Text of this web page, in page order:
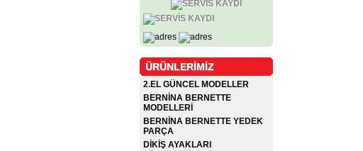
ÜRÜNLERİMİZ
2.EL GÜNCEL MODELLER
BERNİNA BERNETTE
MODELLERİ
BERNİNA BERNETTE YEDEK
PARÇA
DİKİŞ AYAKLARI